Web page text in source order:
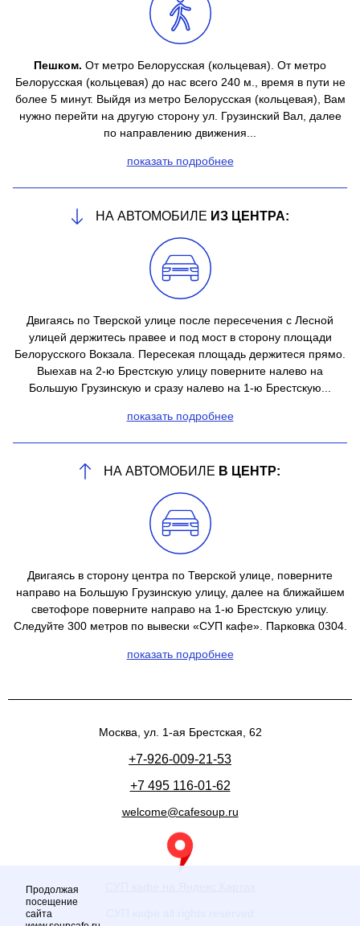
Пешком. От метро Белорусская (кольцевая). От метро
Белорусская (кольцевая) до нас всего 240 м., время в пути не
более 5 минут. Выйдя из метро Белорусская (кольцевая), Вам
нужно перейти на другую сторону ул. Грузинский Вал, далее
по направлению движения...
показать подробнее
НА АВТОМОБИЛЕ ИЗ ЦЕНТРА:
Двигаясь по Тверской улице после пересечения с Лесной
улицей держитесь правее и под мост в сторону площади
Белорусского Вокзала. Пересекая площадь держитеся прямо.
Выехав на 2-ю Брестскую улицу поверните налево на
Большую Грузинскую и сразу налево на 1-ю Брестскую...
показать подробнее
НА АВТОМОБИЛЕ В ЦЕНТР:
Двигаясь в сторону центра по Тверской улице, поверните
направо на Большую Грузинскую улицу, далее на ближайшем
светофоре поверните направо на 1-ю Брестскую улицу.
Следуйте 300 метров по вывески «СУП кафе». Парковка 0304.
показать подробнее
+7-926-009-21-53
+7 495 116-01-62
welcome@cafesoup.ru
Москва, ул. 1-ая Брестская, 62
Продолжая
посещение
сайта